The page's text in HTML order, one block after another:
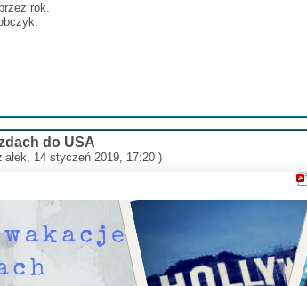
rok.
do USA
14 styczeń 2019, 17:20 )